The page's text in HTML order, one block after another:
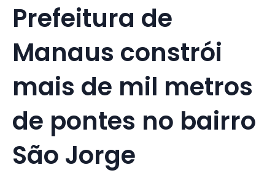
Prefeitura de
Manaus constrói
mais de mil metros
de pontes no bairro
São Jorge